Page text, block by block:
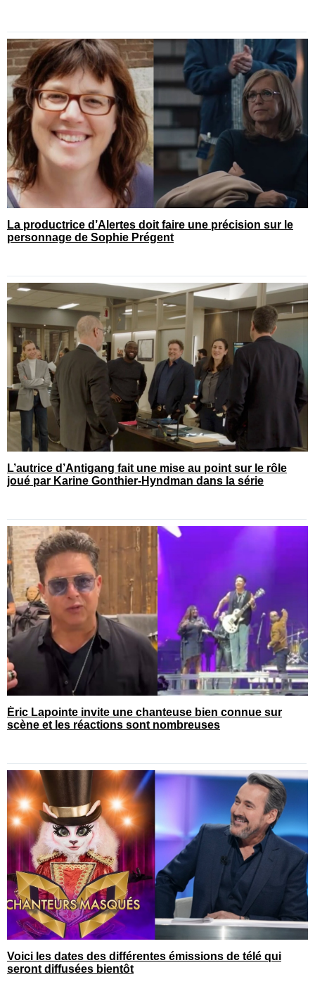
La productrice d’Alertes doit faire une précision sur le
personnage de Sophie Prégent
L’autrice d’Antigang fait une mise au point sur le rôle
joué par Karine Gonthier-Hyndman dans la série
Éric Lapointe invite une chanteuse bien connue sur
scène et les réactions sont nombreuses
Voici les dates des différentes émissions de télé qui
seront diffusées bientôt